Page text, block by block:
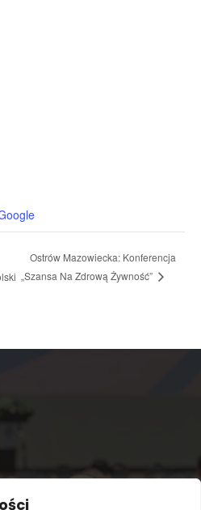
Ostrów Mazowiecka: Konferencja
„Szansa Na Zdrową Żywność”